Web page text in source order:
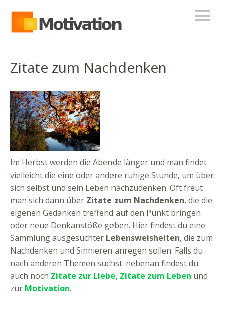
Zitate zum Nachdenken
Im Herbst werden die Abende länger und man findet
vielleicht die eine oder andere ruhige Stunde, um über
sich selbst und sein Leben nachzudenken. Oft freut
man sich dann über Zitate zum Nachdenken, die die
eigenen Gedanken treffend auf den Punkt bringen
oder neue Denkanstöße geben. Hier findest du eine
Sammlung ausgesuchter Lebensweisheiten, die zum
Nachdenken und Sinnieren anregen sollen. Falls du
nach anderen Themen suchst: nebenan findest du
auch noch Zitate zur Liebe, Zitate zum Leben und
zur Motivation.